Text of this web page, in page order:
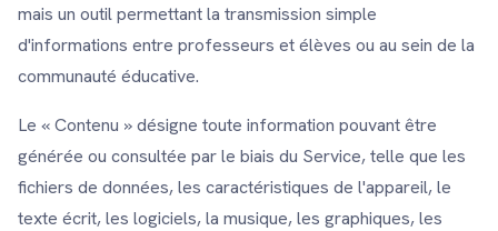
mais un outil permettant la transmission simple
d'informations entre professeurs et élèves ou au sein de la
communauté éducative.
Le « Contenu » désigne toute information pouvant être
générée ou consultée par le biais du Service, telle que les
fichiers de données, les caractéristiques de l'appareil, le
texte écrit, les logiciels, la musique, les graphiques, les